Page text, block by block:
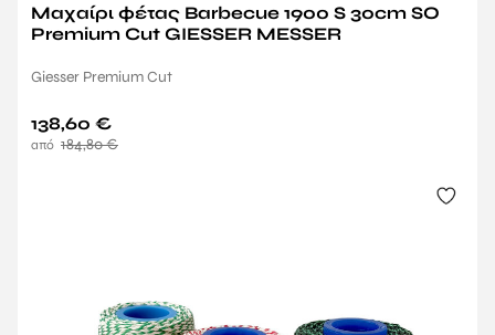
Μαχαίρι φέτας Barbecue 1900 S 30cm SO
Premium Cut GIESSER MESSER
Giesser Premium Cut
184,80€
138,60 €